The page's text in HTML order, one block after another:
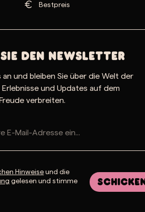
Bestpreis
den Newsletter
an und bleiben Sie über die Welt der
Erlebnisse und Updates auf dem
verbreiten.
Hinweiseund die
gelesen und stimme
Schicken